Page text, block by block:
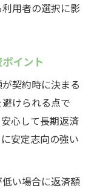
用者の選択に影
イント
契約時に決まる
けられる点で
心して長期返済
安定志向の強い
い場合に返済額